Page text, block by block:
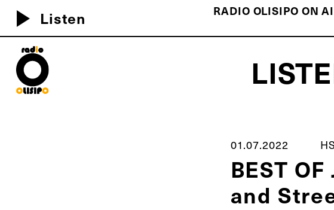
play_arrow Listen RADIO OLISIPO ON
01.07.2022
BEST
and